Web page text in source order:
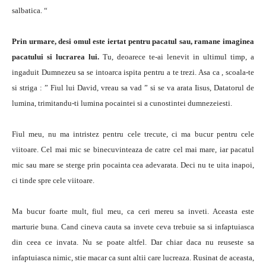
salbatica. “
Prin urmare, desi omul este iertat pentru pacatul sau, ramane imaginea
pacatului si lucrarea lui. Tu, deoarece te-ai lenevit in ultimul timp, a
ingaduit Dumnezeu sa se intoarca ispita pentru a te trezi. Asa ca , scoala-te
si striga : ” Fiul lui David, vreau sa vad ” si se va arata Iisus, Datatorul de
lumina, trimitandu-ti lumina pocaintei si a cunostintei dumnezeiesti.
Fiul meu, nu ma intristez pentru cele trecute, ci ma bucur pentru cele
viitoare. Cel mai mic se binecuvinteaza de catre cel mai mare, iar pacatul
mic sau mare se sterge prin pocainta cea adevarata. Deci nu te uita inapoi,
ci tinde spre cele viitoare.
Ma bucur foarte mult, fiul meu, ca ceri mereu sa inveti. Aceasta este
marturie buna. Cand cineva cauta sa invete ceva trebuie sa si infaptuiasca
din ceea ce invata. Nu se poate altfel. Dar chiar daca nu reuseste sa
infaptuiasca nimic, stie macar ca sunt altii care lucreaza. Rusinat de aceasta,